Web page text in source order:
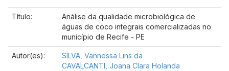
Título:
Análise da qualidade microbiológica de
águas de coco integrais comercializadas no
município de Recife - PE
Autor(es):
SILVA, Vannessa Lins da
CAVALCANTI, Joana Clara Holanda